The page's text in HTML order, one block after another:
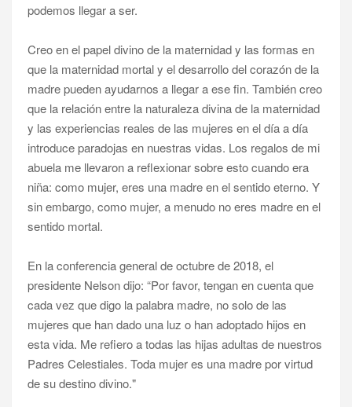
podemos llegar a ser.
Creo en el papel divino de la maternidad y las formas en
que la maternidad mortal y el desarrollo del corazón de la
madre pueden ayudarnos a llegar a ese fin. También creo
que la relación entre la naturaleza divina de la maternidad
y las experiencias reales de las mujeres en el día a día
introduce paradojas en nuestras vidas. Los regalos de mi
abuela me llevaron a reflexionar sobre esto cuando era
niña: como mujer, eres una madre en el sentido eterno. Y
sin embargo, como mujer, a menudo no eres madre en el
sentido mortal.
En la conferencia general de octubre de 2018, el
presidente Nelson dijo: “Por favor, tengan en cuenta que
cada vez que digo la palabra madre, no solo de las
mujeres que han dado una luz o han adoptado hijos en
esta vida. Me refiero a todas las hijas adultas de nuestros
Padres Celestiales. Toda mujer es una madre por virtud
de su destino divino."